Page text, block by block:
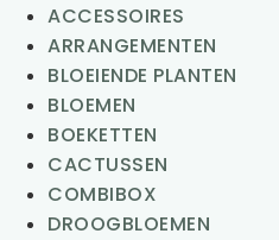
ACCESSOIRES
ARRANGEMENTEN
BLOEIENDE PLANTEN
BLOEMEN
BOEKETTEN
CACTUSSEN
COMBIBOX
DROOGBLOEMEN